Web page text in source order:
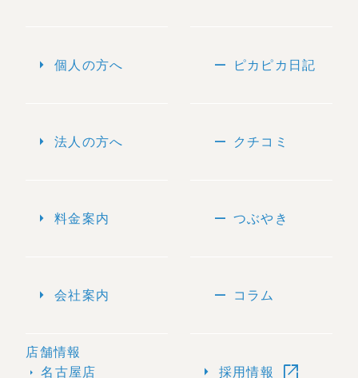
arrow_right 個人の方へ
arrow_right 法人の方へ
arrow_right 料金案内
arrow_right 会社案内
店舗情報
arrow_right 名古屋店
remove ピカピカ日記
remove クチコミ
remove つぶやき
remove コラム
arrow_right 採用情報 open_in_new